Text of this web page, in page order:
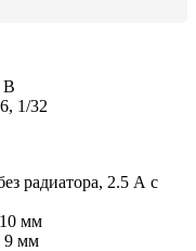
В
1/32
радиатора, 2.5 А с
мм
9 мм